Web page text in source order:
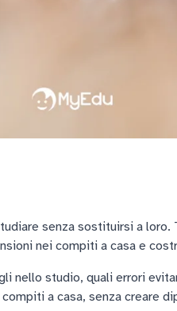
senza sostituirsi a
nei compiti a casa e
nello studio, quali errori
a casa, senza creare